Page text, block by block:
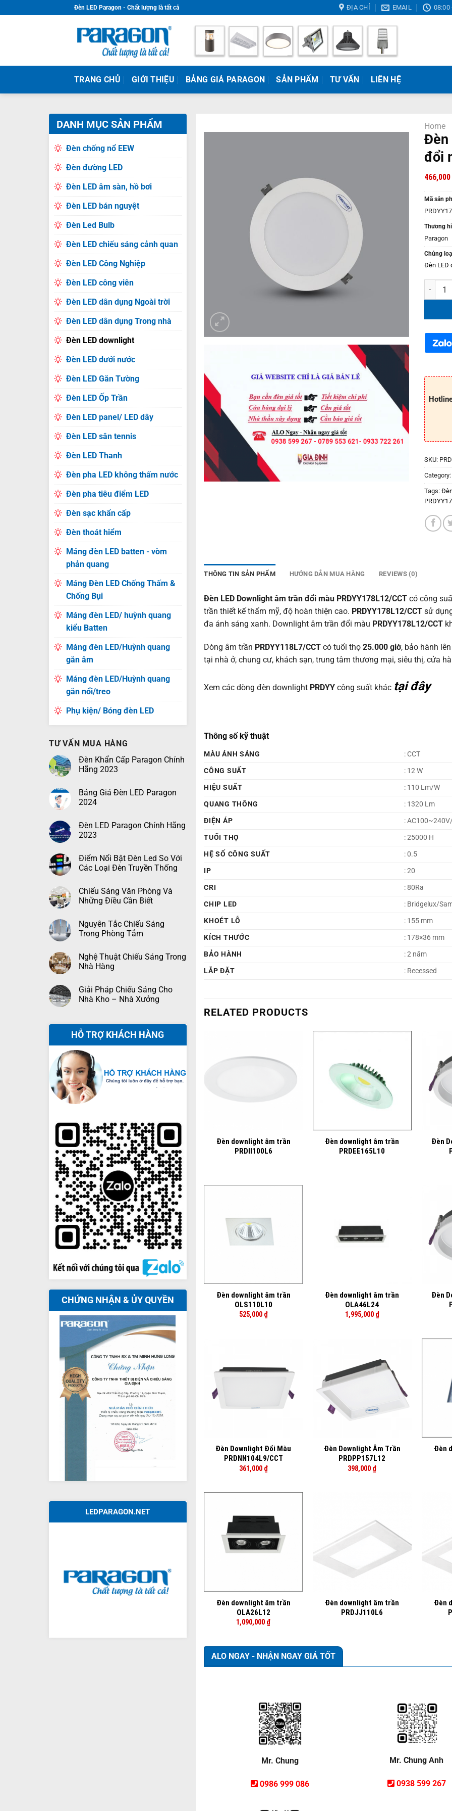
to
Đèn LED Paragon - Chất lượng là tất cả ĐỊA CHỈ EMAIL 08:00
TRANG CHỦ GIỚI THIỆU BẢNG GIÁ PARAGON SẢN PHẨM TƯ VẤN LIÊN HỆ
DANH MỤC SẢN PHẨM
Đèn chống nổ EEW
Đèn đường LED
Đèn LED âm sàn, hồ bơi
Đèn LED bán nguyệt
Đèn Led Bulb
Đèn LED chiếu sáng cảnh quan
Đèn LED Công Nghiệp
Đèn LED công viên
Đèn LED dân dụng Ngoài trời
Đèn LED dân dụng Trong nhà
Đèn LED downlight
Đèn LED dưới nước
Đèn LED Gắn Tường
Đèn LED Ốp Trần
Đèn LED panel/ LED dây
Đèn LED sân tennis
Đèn LED Thanh
Đèn pha LED không thấm nước
Đèn pha tiêu điểm LED
Đèn sạc khẩn cấp
Đèn thoát hiểm
Máng đèn LED batten - vòm
phản quang
Máng Đèn LED Chống Thấm &
Chống Bụi
Máng đèn LED/ huỳnh quang
kiểu Batten
Máng đèn LED/Huỳnh quang
gắn âm
Máng đèn LED/Huỳnh quang
gắn nổi/treo
Phụ kiện/ Bóng đèn LED
TƯ VẤN MUA HÀNG
Đèn Khẩn Cấp Paragon Chính
Hãng 2023
Bảng Giá Đèn LED Paragon
2024
Đèn LED Paragon Chính Hãng
2023
Điểm Nổi Bật Đèn Led So Với
Các Loại Đèn Truyền Thống
Chiếu Sáng Văn Phòng Và
Những Điều Cần Biết
Nguyên Tắc Chiếu Sáng
Trong Phòng Tắm
Nghệ Thuật Chiếu Sáng Trong
Nhà Hàng
Giải Pháp Chiếu Sáng Cho
Nhà Kho – Nhà Xưởng
HỖ TRỢ KHÁCH HÀNG
CHỨNG NHẬN & ỦY QUYỀN
LEDPARAGON.NET
Home
Đèn
đổi
466,000
Mã sản
Thương
Paragon
Chủng
Đèn LED
Đèn
SKU:
Category:
Tags:
THÔNG TIN SẢN PHẨM HƯỚNG DẪN MUA HÀNG REVIEWS (0)
Đèn LED Downlight âm trần đổi màu PRDYY178L12/CCT có công
trần thiết kế thẩm mỹ, độ hoàn thiện cao. PRDYY178L12/CCT sử
đa ánh sáng xanh. Downlight âm trần đổi màu PRDYY178L12/CCT
Dòng âm trần PRDYY118L7/CCT có tuổi thọ25.000 giờ, bảo hành
tại nhà ở, chung cư, khách sạn, trung tâm thương mại, siêu thị, cửa
Xem các dòng đèn downlight PRDYY công suất khác tại đây
Thông số kỹ thuật
MÀU ÁNH SÁNG
: CCT
CÔNG SUẤT
: 12 W
HIỆU SUẤT
: 110 Lm/W
QUANG THÔNG
: 1320 Lm
ĐIỆN ÁP
:
TUỔI THỌ
: 25000 H
HỆ SỐ CÔNG SUẤT
: 0.5
IP
: 20
CRI
: 80Ra
CHIP LED
: Bridgelux/
KHOÉT LỖ
: 155 mm
KÍCH THƯỚC
: 178×36 mm
BẢO HÀNH
: 2 năm
LẮP ĐẶT
: Recessed
RELATED PRODUCTS
Đèn downlight âm trần
PRDII100L6
Đèn downlight âm trần
PRDEE165L10
Đèn
Đèn downlight âm trần
OLS110L10
525,000 ₫
Đèn downlight âm trần
OLA46L24
1,995,000 ₫
Đèn
Đèn Downlight Đổi Màu
PRDNN104L9/CCT
361,000 ₫
Đèn Downlight Âm Trần
PRDPP157L12
398,000 ₫
Đèn
Đèn downlight âm trần
OLA26L12
1,090,000 ₫
Đèn downlight âm trần
PRDJJ110L6
Đèn
ALO NGAY - NHẬN NGAY GIÁ TỐT
Mr. Chung
0986 999 086
Mr. Chung Anh
0938 599 267